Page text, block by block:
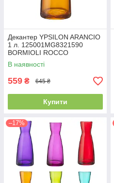
Декантер YPSILON ARANCIO
1 л. 125001MG8321590
BORMIOLI ROCCO
В наявності
559 ₴ 645 ₴
Купити
–17%